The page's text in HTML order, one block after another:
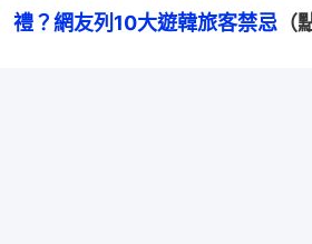
禮？網友列10大遊韓旅客禁忌 （